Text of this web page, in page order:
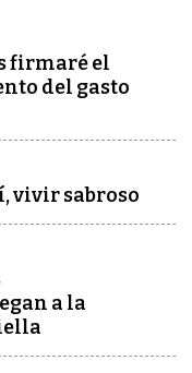
firmaré el
del gasto
vivir sabroso
a la